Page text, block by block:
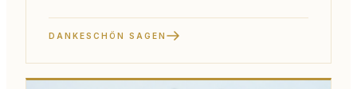
DANKESCHÖN SAGEN